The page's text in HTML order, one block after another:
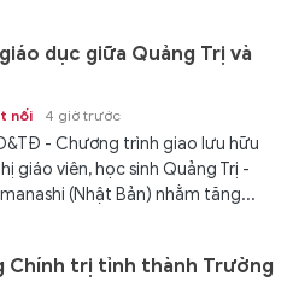
dục giữa Quảng Trị và
nối 4 giờ trước
- Chương trình giao lưu hữu
giáo viên, học sinh Quảng Trị -
(Nhật Bản) nhằm tăng...
Chính trị tỉnh thành Trường